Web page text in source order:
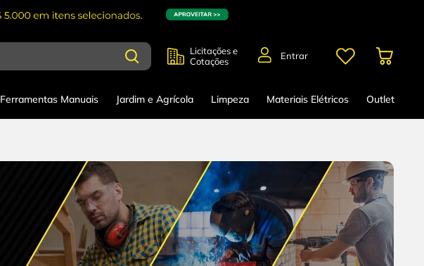
Licitações e
Cotações
Entrar
Ferramentas Manuais Jardim e Agrícola Limpeza Materiais Elétricos Outlet